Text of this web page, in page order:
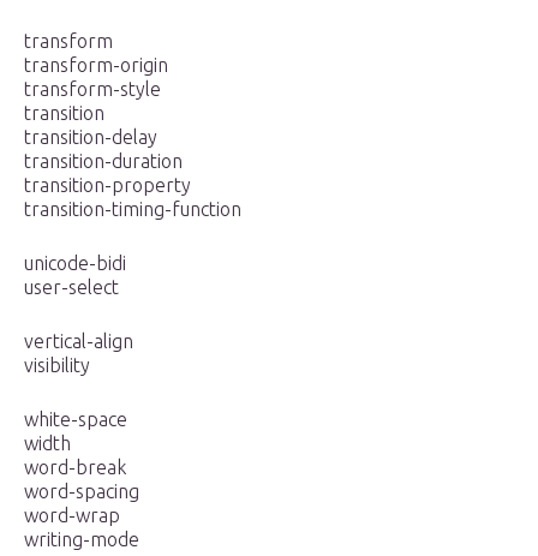
transform
transform-origin
transform-style
transition
transition-delay
transition-duration
transition-property
transition-timing-function
unicode-bidi
user-select
vertical-align
visibility
white-space
width
word-break
word-spacing
word-wrap
writing-mode